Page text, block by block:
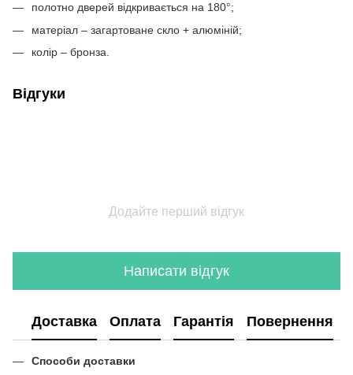
полотно дверей відкривається на 180°;
матеріал – загартоване скло + алюміній;
колір – бронза.
Відгуки
Додайте перший відгук
Написати відгук
Доставка Оплата Гарантія Повернення
Способи доставки